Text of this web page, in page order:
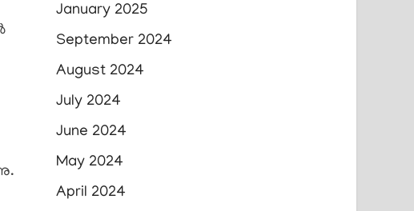
January 2025
September 2024
August 2024
July 2024
June 2024
May 2024
April 2024